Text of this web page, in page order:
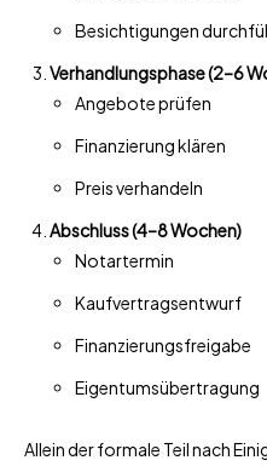
Besichtigungen
Verhandlungsphase (2–6
Angebote prüfen
Finanzierung klären
Preis verhandeln
Abschluss (4–8 Wochen)
Notartermin
Kaufvertragsentwurf
Finanzierungsfreigabe
Eigentumsübertragung
Allein der formale Teil nach